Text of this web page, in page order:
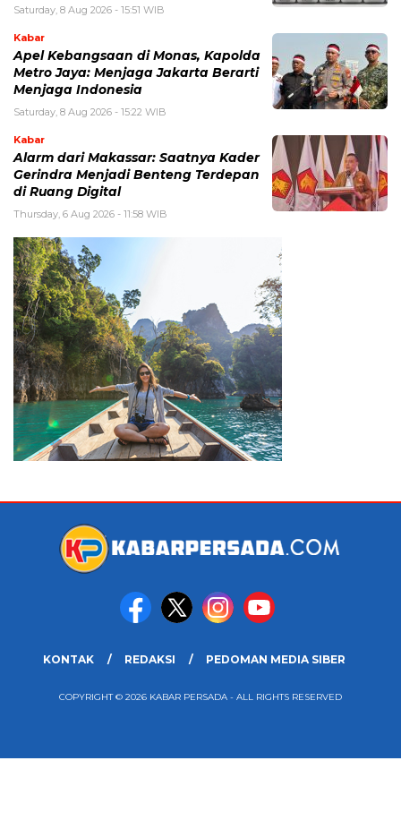
Saturday, 8 Aug 2026 - 15:51 WIB
Kabar
Apel Kebangsaan di Monas, Kapolda
Metro Jaya: Menjaga Jakarta Berarti
Menjaga Indonesia
Saturday, 8 Aug 2026 - 15:22 WIB
Kabar
Alarm dari Makassar: Saatnya Kader
Gerindra Menjadi Benteng Terdepan
di Ruang Digital
Thursday, 6 Aug 2026 - 11:58 WIB
KONTAK REDAKSI PEDOMAN MEDIA SIBER
COPYRIGHT © 2026 KABAR PERSADA - ALL RIGHTS RESERVED